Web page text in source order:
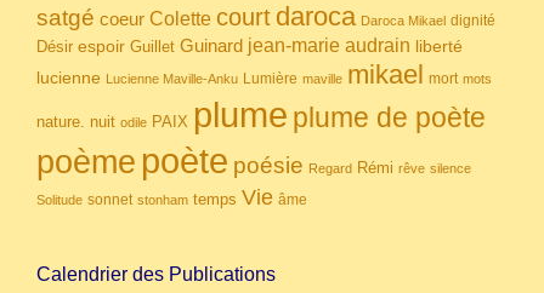
satgé coeur Colette court daroca Daroca Mikael dignité
Désir espoir Guillet Guinard jean-marie audrain liberté
lucienne Lucienne Maville-Anku Lumière maville mikael mort mots
nature. nuit odile PAIX plume plume de poète
poème poète poésie Regard Rémi rêve silence
Solitude sonnet stonham temps Vie âme
Calendrier des Publications